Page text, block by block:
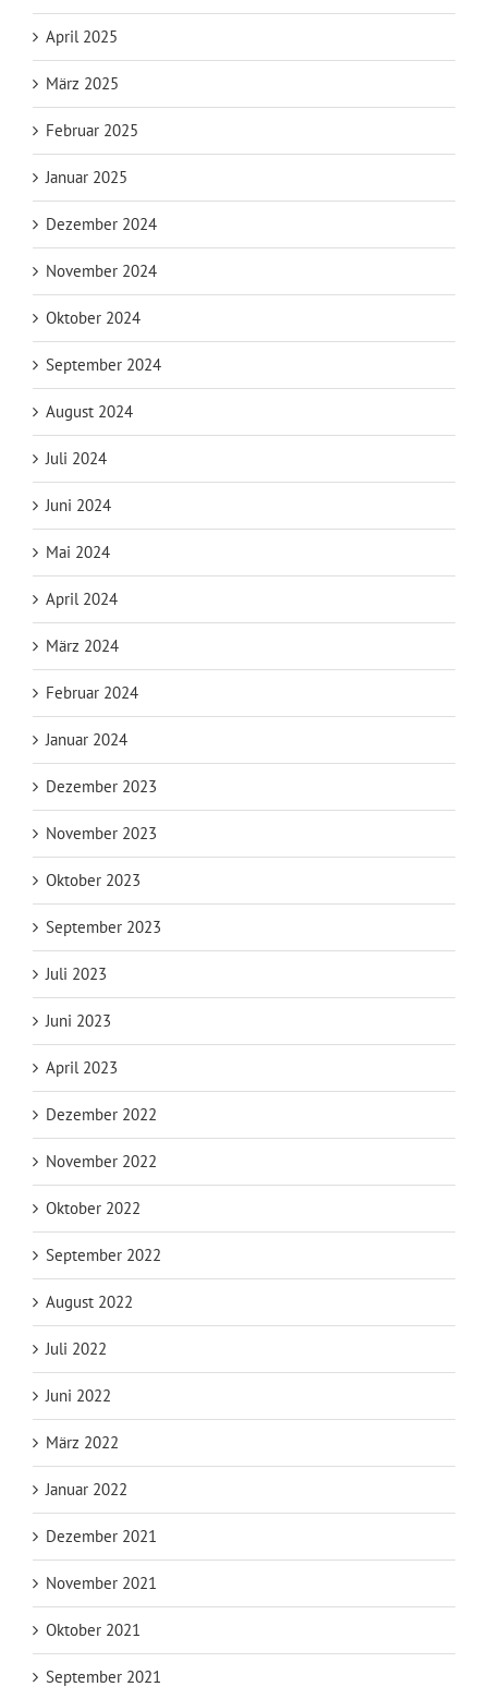
April 2025
März 2025
Februar 2025
Januar 2025
Dezember 2024
November 2024
Oktober 2024
September 2024
August 2024
Juli 2024
Juni 2024
Mai 2024
April 2024
März 2024
Februar 2024
Januar 2024
Dezember 2023
November 2023
Oktober 2023
September 2023
Juli 2023
Juni 2023
April 2023
Dezember 2022
November 2022
Oktober 2022
September 2022
August 2022
Juli 2022
Juni 2022
März 2022
Januar 2022
Dezember 2021
November 2021
Oktober 2021
September 2021